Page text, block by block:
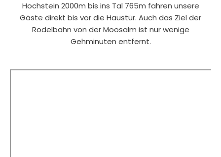
Hochstein 2000m bis ins Tal 765m fahren unsere
Gäste direkt bis vor die Haustür. Auch das Ziel der
Rodelbahn von der Moosalm ist nur wenige
Gehminuten entfernt.